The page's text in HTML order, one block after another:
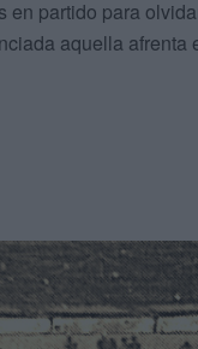
en partido para
aquella afrenta